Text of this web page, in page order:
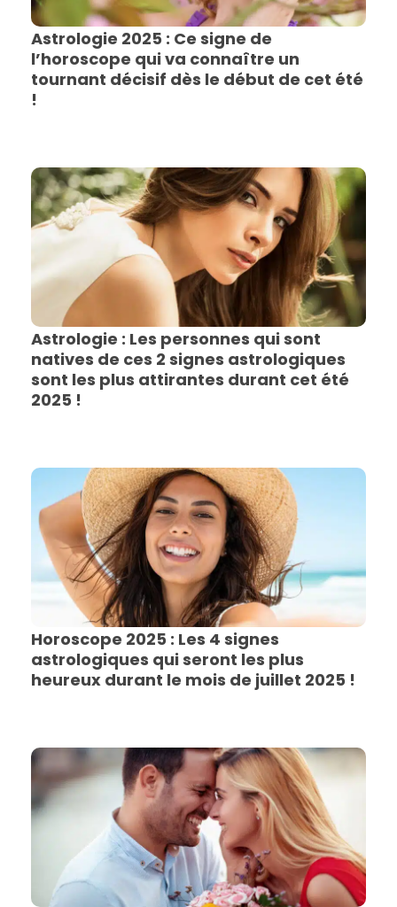
Astrologie 2025 : Ce signe de
l’horoscope qui va connaître un
tournant décisif dès le début de cet été
!
Astrologie : Les personnes qui sont
natives de ces 2 signes astrologiques
sont les plus attirantes durant cet été
2025 !
Horoscope 2025 : Les 4 signes
astrologiques qui seront les plus
heureux durant le mois de juillet 2025 !